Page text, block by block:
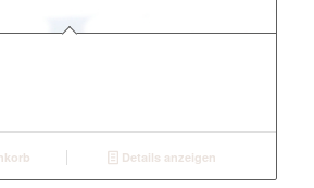
Details anzeigen